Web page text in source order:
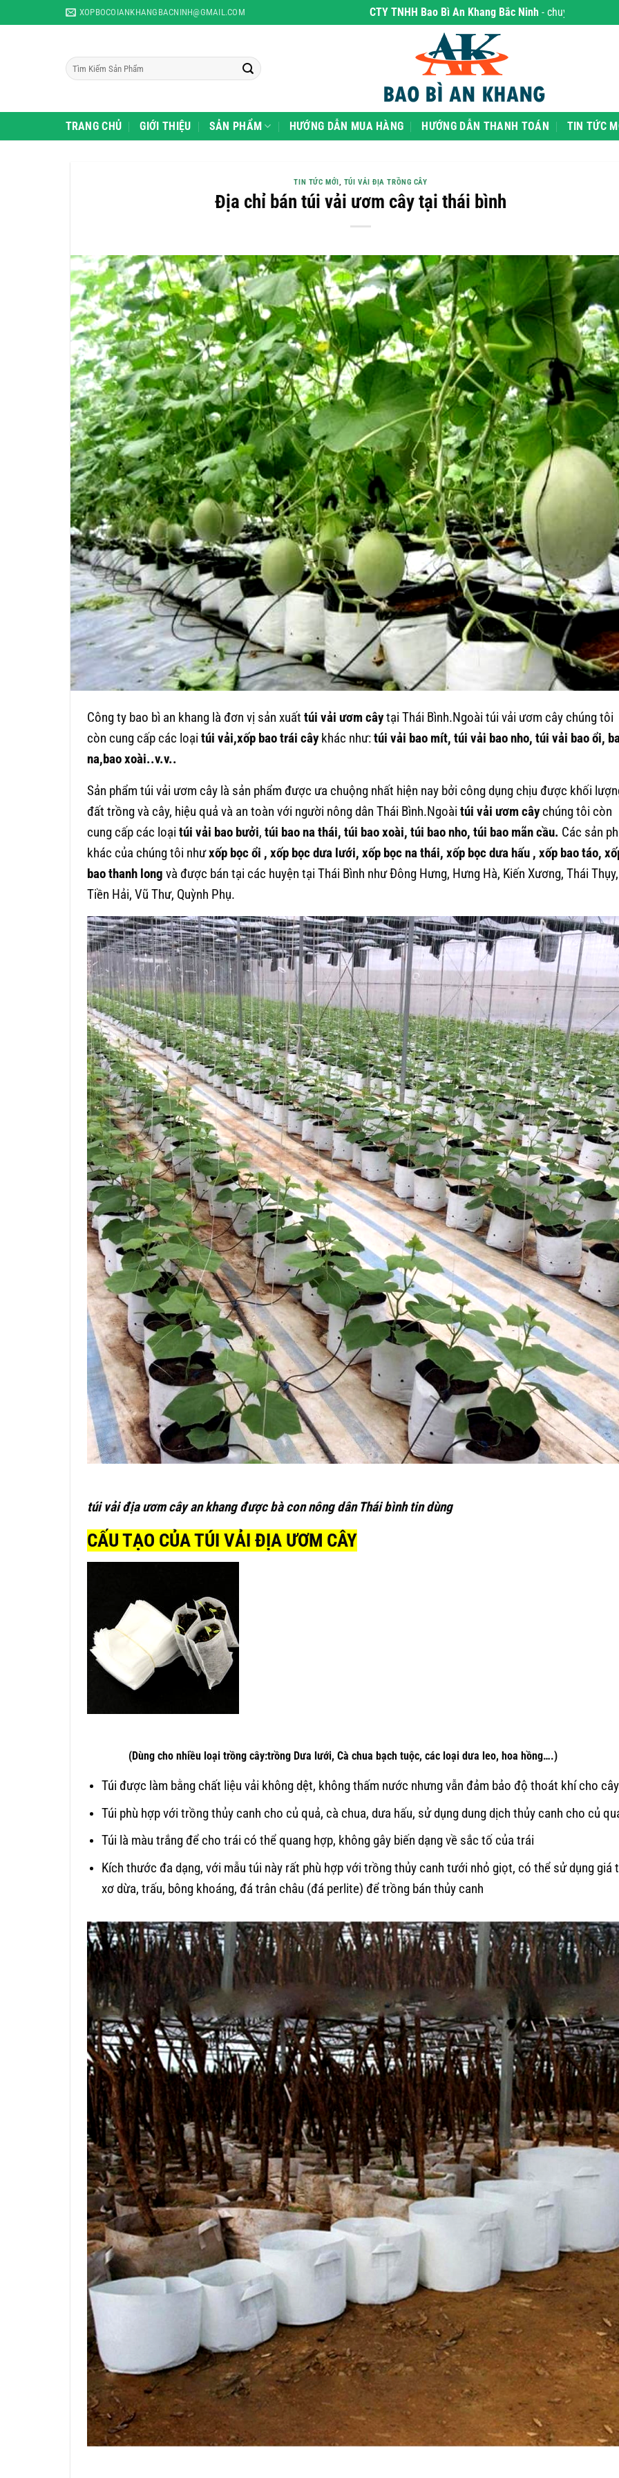
to
XOPBOCOIANKHANGBACNINH@GMAIL.COM CTY TNHH Bao Bì An Khang Bắc Ninh- chuyên phân phối sỉ và lẻ
Tìm
kiếm:
TRANG CHỦ GIỚI THIỆU SẢN PHẨM HƯỚNG DẪN MUA HÀNG HƯỚNG DẪN THANH TOÁN TIN TỨC
TIN TỨC MỚI , TÚI VẢI ĐỊA TRỒNG CÂY
Địa chỉ bán túi vải ươm cây tại thái bình
Công ty bao bì an khang là đơn vị sản xuất túi vải ươm câytại Thái Bình.Ngoài túi vải ươm cây chúng tôi
còn cung cấp các loại túi vải,xốp bao trái câykhác như:túi vải bao mít, túi vải bao nho, túi vải bao ổi,
na,bao xoài..v.v..
Sản phẩm túi vải ươm cây là sản phẩm được ưa chuộng nhất hiện nay bởi công dụng chịu được khối
đất trồng và cây, hiệu quả và an toàn với người nông dân Thái Bình.Ngoài túi vải ươm câychúng tôi còn
cung cấp các loại túi vải bao bưởi, túi bao na thái, túi bao xoài, túi bao nho, túi bao mãn cầu. Các sản
khác của chúng tôi nhưxốp bọc ổi , xốp bọc dưa lưới, xốp bọc na thái, xốp bọc dưa hấu , xốp bao táo,
bao thanh long và được bán tại các huyện tại Thái Bình như Đông Hưng, Hưng Hà, Kiến Xương, Thái Thụy,
Tiền Hải, Vũ Thư, Quỳnh Phụ.
túi vải địa ươm cây an khang được bà con nông dân Thái bình tin dùng
CẤU TẠO CỦA TÚI VẢI ĐỊA ƯƠM CÂY
(Dùng cho nhiều loại trồng cây:trồng Dưa lưới, Cà chua bạch tuộc, các loại dưa leo, hoa hồng….)
Túi được làm bằng chất liệu vải không dệt, không thấm nước nhưng vẫn đảm bảo độ thoát khí cho cây
Túi phù hợp với trồng thủy canh cho củ quả, cà chua, dưa hấu, sử dụng dung dịch thủy canh cho củ
Túi là màu trắng để cho trái có thể quang hợp, không gây biến dạng về sắc tố của trái
Kích thước đa dạng, với mẫu túi này rất phù hợp với trồng thủy canh tưới nhỏ giọt, có thể sử dụng giá
xơ dừa, trấu, bông khoáng, đá trân châu (đá perlite) để trồng bán thủy canh